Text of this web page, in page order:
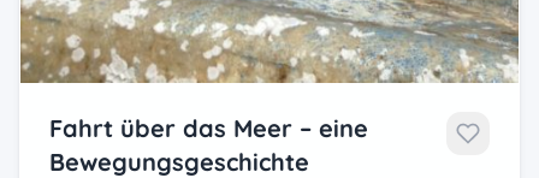
Fahrt über das Meer – eine
Bewegungsgeschichte